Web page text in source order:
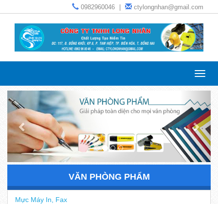
0982960046 ctylongnhan@gmail.com
VĂN PHÒNG PHẨM
Mực Máy In, Fax